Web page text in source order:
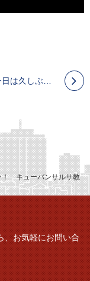
キューバンサルサ教
、お気軽にお問い合